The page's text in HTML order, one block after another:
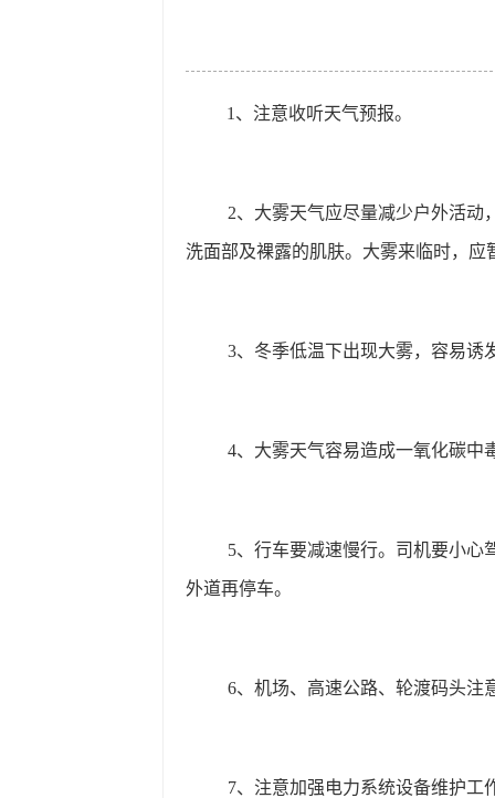
1 、注意收听天气预报。
2、大雾天气应尽量减少户外活动
洗面部及裸露的肌肤。大雾来临时，应
3、冬季低温下出现大雾，容易诱
4、大雾天气容易造成一氧化碳中
5、行车要减速慢行。司机要小心
外道再停车。
6、机场、高速公路、轮渡码头注
7、注意加强电力系统设备维护工